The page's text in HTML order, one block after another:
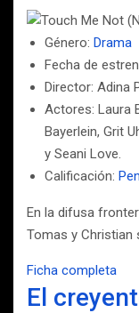
Género: Drama
Fecha de
Director: Adina
Actores: Laura
Bayerlein, Grit
y Seani Love.
Calificación:
En la difusa
Tomas y Christian
Ficha completa
El